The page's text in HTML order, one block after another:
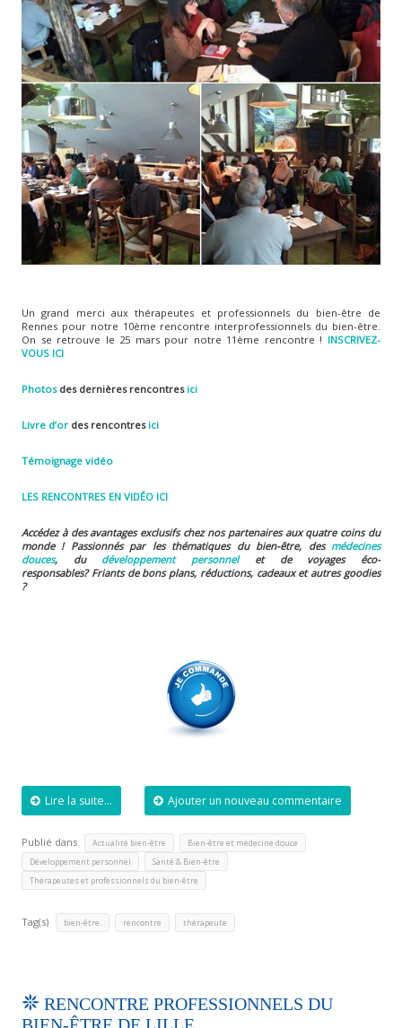
Un grand merci aux thérapeutes et professionnels du bien-être de
Rennes pour notre 10ème rencontre interprofessionnels du bien-être.
On se retrouve le 25 mars pour notre 11ème rencontre ! INSCRIVEZ-
VOUS ICI
Photos des dernières rencontres ici
Livre d’or des rencontresici
Témoignage vidéo
LES RENCONTRES EN VIDÉO ICI
Accédez à des avantages exclusifs chez nos partenaires aux quatre coins du
monde ! Passionnés par les thématiques du bien-être, des médecines
douces, du développement personnel et de voyages éco-
responsables? Friants de bons plans, réductions, cadeaux et autres goodies
?
Lire la suite... Ajouter un nouveau commentaire
Publié dans Actualité bien-être Bien-être et médecine douce
Développement personnel Santé & Bien-être
Thérapeutes et professionnels du bien-être
Tag(s) bien-être. rencontre thérapeute
RENCONTRE PROFESSIONNELS DU